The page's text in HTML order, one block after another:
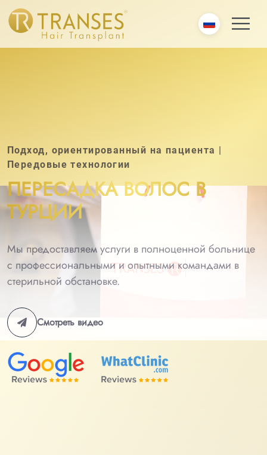
Подход, ориентированный на пациента |
Передовые технологии
ПЕРЕСАДКА ВОЛОС В
ТУРЦИИ
Мы предоставляем услуги в полноценной больнице
с профессиональными и опытными командами в
стерильной обстановке.
Смотреть видео